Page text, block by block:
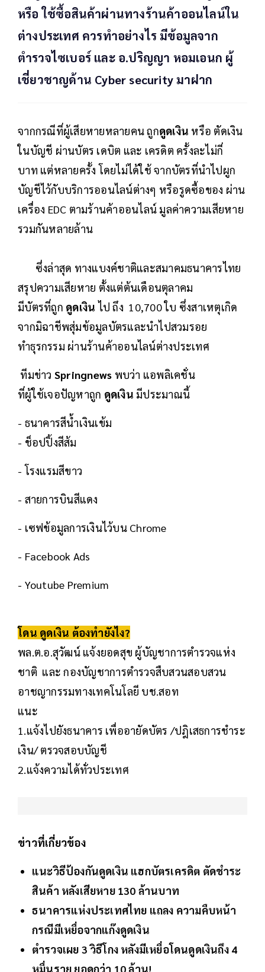
หรือ ใช้ซื้อสินค้าผ่านทางร้านค้าออนไลน์ใน
ต่างประเทศ ควรทำอย่างไร มีข้อมูลจาก
ตำรวจไซเบอร์ และ อ.ปริญญา หอมเอนก ผู้
เชี่ยวชาญด้าน Cyber security มาฝาก
จากกรณีที่ผู้เสียหายหลายคน ถูกดูดเงิน หรือ ตัดเงิน
ในบัญชี ผ่านบัตร เดบิต และ เครดิต ครั้งละไม่กี่
บาท แต่หลายครั้ง โดยไม่ได้ใช้ จากบัตรที่นำไปผูก
บัญชีไว้กับบริการออนไลน์ต่างๆ หรือรูดซื้อของ ผ่าน
เครื่อง EDC ตามร้านค้าออนไลน์ มูลค่าความเสียหาย
รวมกันหลายล้าน
ซึ่งล่าสุด ทางแบงค์ชาติและสมาคมธนาคารไทย
สรุปความเสียหาย ตั้งแต่ต้นเดือนตุลาคม
มีบัตรที่ถูก ดูดเงิน ไป ถึง 10,700 ใบ ซึ่งสาเหตุเกิด
จากมิฉาชีพสุ่มข้อมูลบัตรและนำไปสวมรอย
ทำธุรกรรม ผ่านร้านค้าออนไลน์ต่างประเทศ
ทีมข่าว Springnews พบว่า แอพลิเคชั่น
ที่ผู้ใช้เจอปัญหาถูก ดูดเงิน มีประมาณนี้
- ธนาคารสีน้ำเงินเข้ม
- ช็อปปิ้งสีส้ม
- โรงแรมสีขาว
- สายการบินสีแดง
- เซฟข้อมูลการเงินไว้บน Chrome
- Facebook Ads
- Youtube Premium
โดน ดูดเงิน ต้องทำยังไง?
พล.ต.อ.สุวัฒน์ แจ้งยอดสุข ผู้บัญชาการตำรวจแห่ง
ชาติ และ กองบัญชาการตำรวจสืบสวนสอบสวน
อาชญากรรมทางเทคโนโลยี บช.สอท
แนะ
1.แจ้งไปยังธนาคาร เพื่ออายัดบัตร /ปฎิเสธการชำระ
เงิน/ ตรวจสอบบัญชี
2.แจ้งความได้ทั่วประเทศ
ข่าวที่เกี่ยวข้อง
แนะวิธีป้องกันดูดเงิน แฮกบัตรเครดิต ตัดชำระ
สินค้า หลังเสียหาย 130 ล้านบาท
ธนาคารแห่งประเทศไทย แถลง ความคืบหน้า
กรณีมีเหยื่อจากแก๊งดูดเงิน
ตำรวจเผย 3 วิธีโกง หลังมีเหยื่อโดนดูดเงินถึง 4
หมื่นราย ยอดกว่า 10 ล้าน!